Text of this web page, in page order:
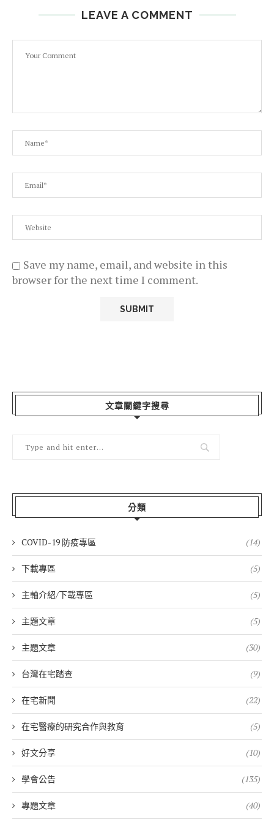
LEAVE A COMMENT
Save my name, email, and website in this
browser for the next time I comment.
文章關鍵字搜尋
分類
COVID-19 防疫專區 (14)
下載專區 (5)
主軸介紹/下載專區 (5)
主題文章 (5)
主題文章 (30)
台灣在宅踏查 (9)
在宅新聞 (22)
在宅醫療的研究合作與教育 (5)
好文分享 (10)
學會公告 (135)
專題文章 (40)